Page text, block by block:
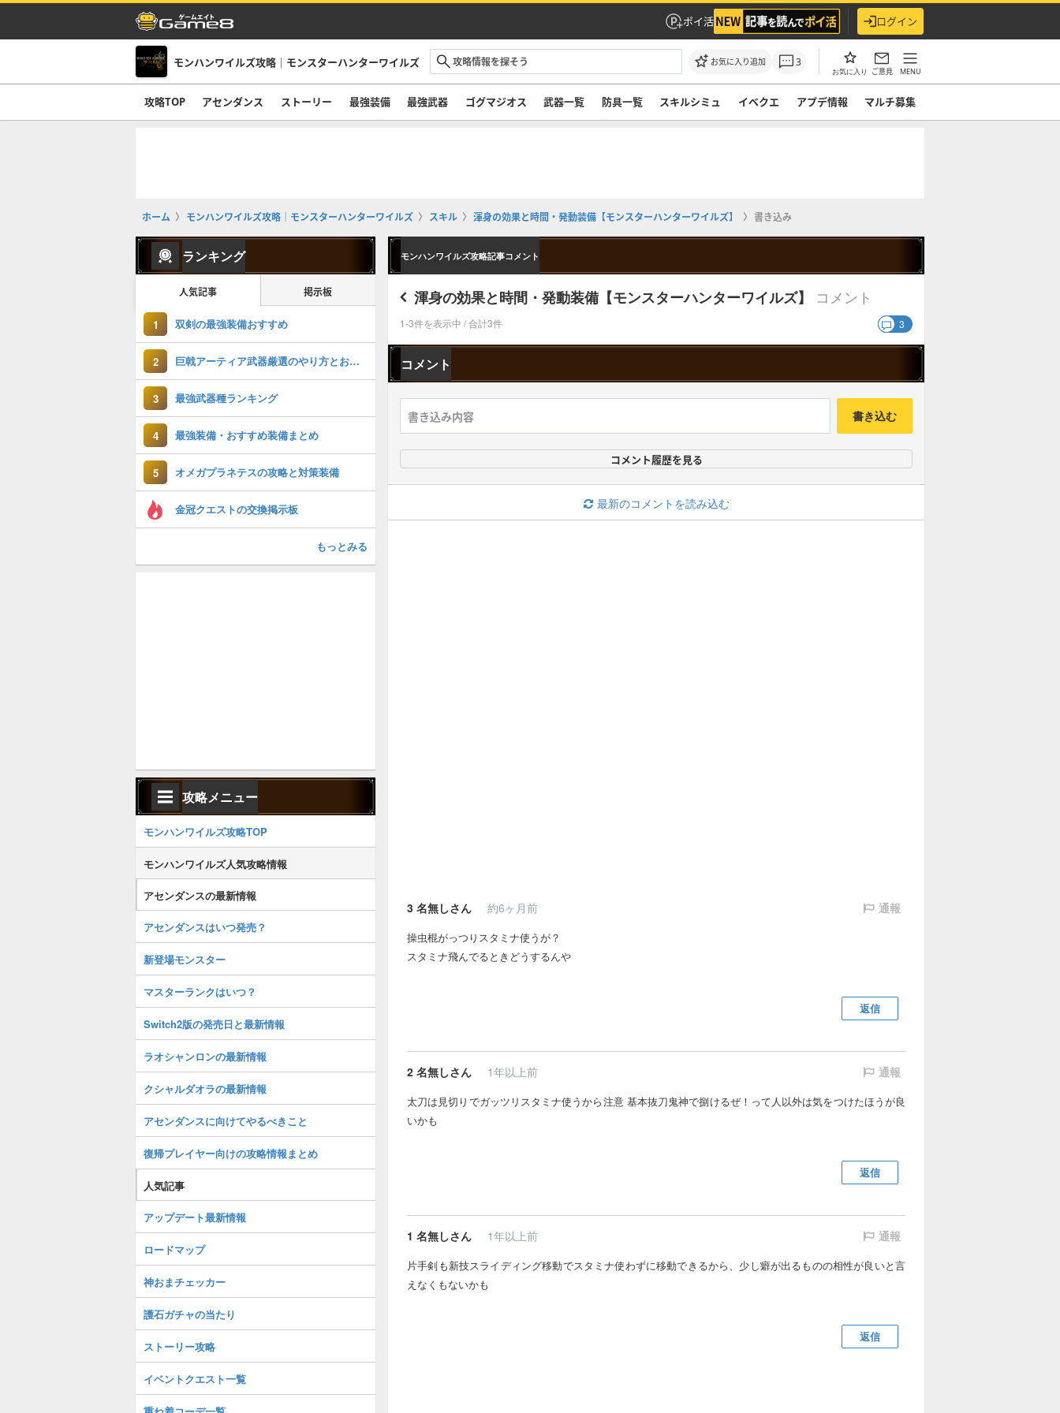
ポイ活 ログイン
モンハンワイルズ攻略｜モンスターハンターワイルズ お気に入り追加 3
お気に入り ご意見 MENU
攻略TOP アセンダンス ストーリー 最強装備 最強武器 ゴグマジオス 武器一覧 防具一覧 スキルシミュ イベクエ アプデ情報 マルチ募集
ホーム モンハンワイルズ攻略｜モンスターハンターワイルズ スキル 渾身の効果と時間・発動装備【モンスターハンターワイルズ】 書き込み
モンハンワイルズ攻略記事コメント
渾身の効果と時間・発動装備【モンスターハンターワイルズ】 コメント
1-3件を表示中 / 合計3件 3
コメント
書き込む
コメント履歴を見る
最新のコメントを読み込む
3 名無しさん 約6ヶ月前 通報
操虫棍がっつりスタミナ使うが？
スタミナ飛んでるときどうするんや
返信
2 名無しさん 1年以上前 通報
太刀は見切りでガッツリスタミナ使うから注意 基本抜刀鬼神で捌けるぜ！って人以外は気をつけたほうが良
いかも
返信
1 名無しさん 1年以上前 通報
片手剣も新技スライディング移動でスタミナ使わずに移動できるから、少し癖が出るものの相性が良いと言
えなくもないかも
返信
ランキング
人気記事 掲示板
1 双剣の最強装備おすすめ
2 巨戟アーティア武器厳選のやり方とおすすめスキル
3 最強武器種ランキング
4 最強装備・おすすめ装備まとめ
5 オメガプラネテスの攻略と対策装備
金冠クエストの交換掲示板
もっとみる
攻略メニュー
モンハンワイルズ攻略TOP
モンハンワイルズ人気攻略情報
アセンダンスの最新情報
アセンダンスはいつ発売？
新登場モンスター
マスターランクはいつ？
Switch2版の発売日と最新情報
ラオシャンロンの最新情報
クシャルダオラの最新情報
アセンダンスに向けてやるべきこと
復帰プレイヤー向けの攻略情報まとめ
人気記事
アップデート最新情報
ロードマップ
神おまチェッカー
護石ガチャの当たり
ストーリー攻略
イベントクエスト一覧